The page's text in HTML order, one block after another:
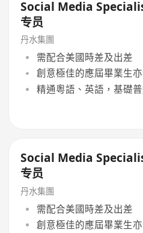
Social Media
专员
丹水集團
需配合美國時差及出差
創意極佳的應屆畢業生
精通粵語、英語，基礎
Social Media
专员
丹水集團
需配合美國時差及出差
創意極佳的應屆畢業生